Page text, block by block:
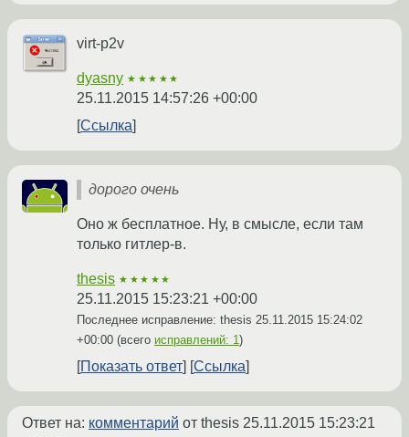
virt-p2v
dyasny ★★★★★
25.11.2015 14:57:26 +00:00
Ссылка
дорого очень
Оно ж бесплатное. Ну, в смысле, если там
только гитлер-в.
thesis ★★★★★
25.11.2015 15:23:21 +00:00
Последнее исправление: thesis 25.11.2015 15:24:02
+00:00 (всего исправлений: 1)
Показать ответ Ссылка
Ответ на: комментарий от thesis 25.11.2015 15:23:21